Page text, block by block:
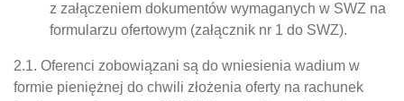
z załączeniem dokumentów wymaganych w SWZ na
formularzu ofertowym (załącznik nr 1 do SWZ).
2.1. Oferenci zobowiązani są do wniesienia wadium w
formie pieniężnej do chwili złożenia oferty na rachunek